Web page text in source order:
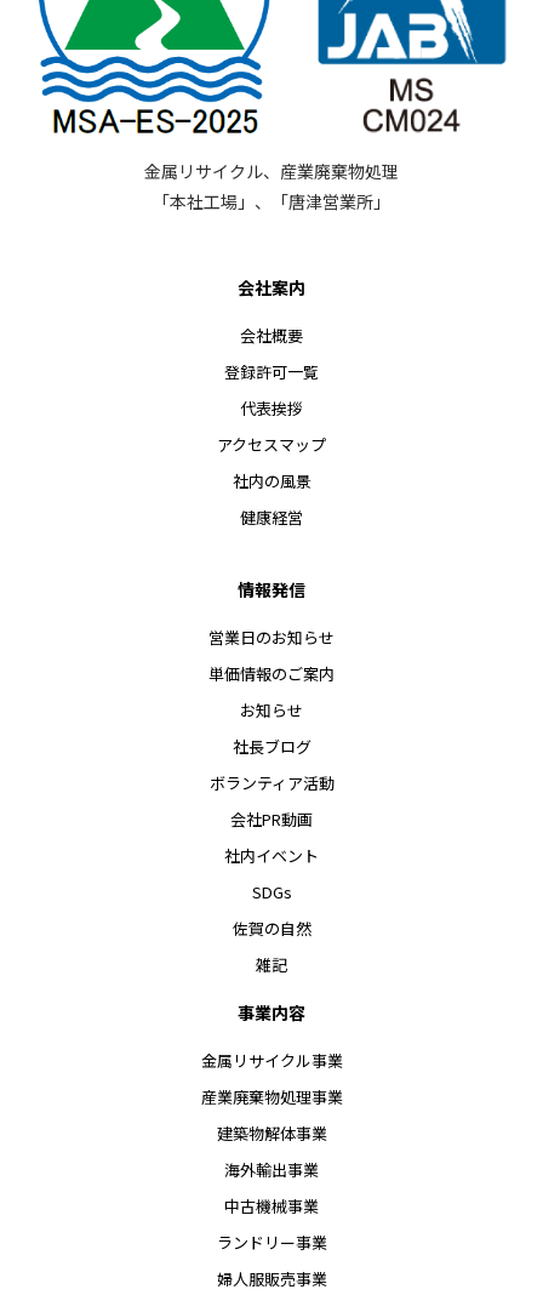
金属リサイクル、産業廃棄物処理
「本社工場」、「唐津営業所」
会社案内
会社概要
登録許可一覧
代表挨拶
アクセスマップ
社内の風景
健康経営
情報発信
営業日のお知らせ
単価情報のご案内
お知らせ
社長ブログ
ボランティア活動
会社PR動画
社内イベント
SDGs
佐賀の自然
雑記
事業内容
金属リサイクル事業
産業廃棄物処理事業
建築物解体事業
海外輸出事業
中古機械事業
ランドリー事業
婦人服販売事業